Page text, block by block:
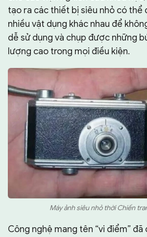
tạo ra các thiết bị siêu nhỏ có thể
nhiều vật dụng khác nhau để
dễ sử dụng và chụp được những
lượng cao trong mọi điều kiện.
Máy ảnh siêu nhỏ thời Chiến
Công nghệ mang tên “vi điểm”